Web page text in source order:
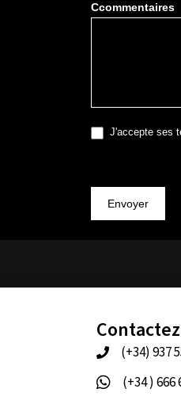
Ccommentaires
J'accepte ses
Envoyer
Contactez
(+34) 937
(+34 ) 666